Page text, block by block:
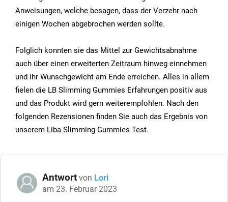
Anweisungen, welche besagen, dass der Verzehr nach
einigen Wochen abgebrochen werden sollte.
Folglich konnten sie das Mittel zur Gewichtsabnahme
auch über einen erweiterten Zeitraum hinweg einnehmen
und ihr Wunschgewicht am Ende erreichen. Alles in allem
fielen die LB Slimming Gummies Erfahrungen positiv aus
und das Produkt wird gern weiterempfohlen. Nach den
folgenden Rezensionen finden Sie auch das Ergebnis von
unserem Liba Slimming Gummies Test.
Antwort von Lori
am 23. Februar 2023